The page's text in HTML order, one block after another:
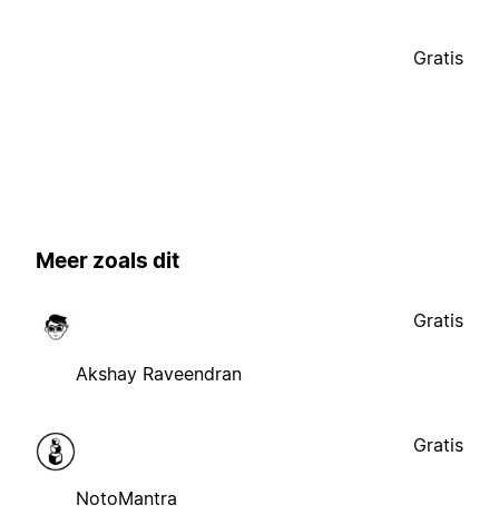
Gratis
Meer zoals dit
Akshay Raveendran
Gratis
NotoMantra
Gratis